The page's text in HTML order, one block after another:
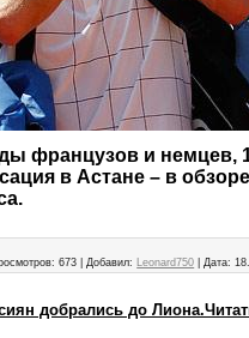
французов и немцев,
в Астане – в
673 Добавил: Leonard750 Дата:
добрались до